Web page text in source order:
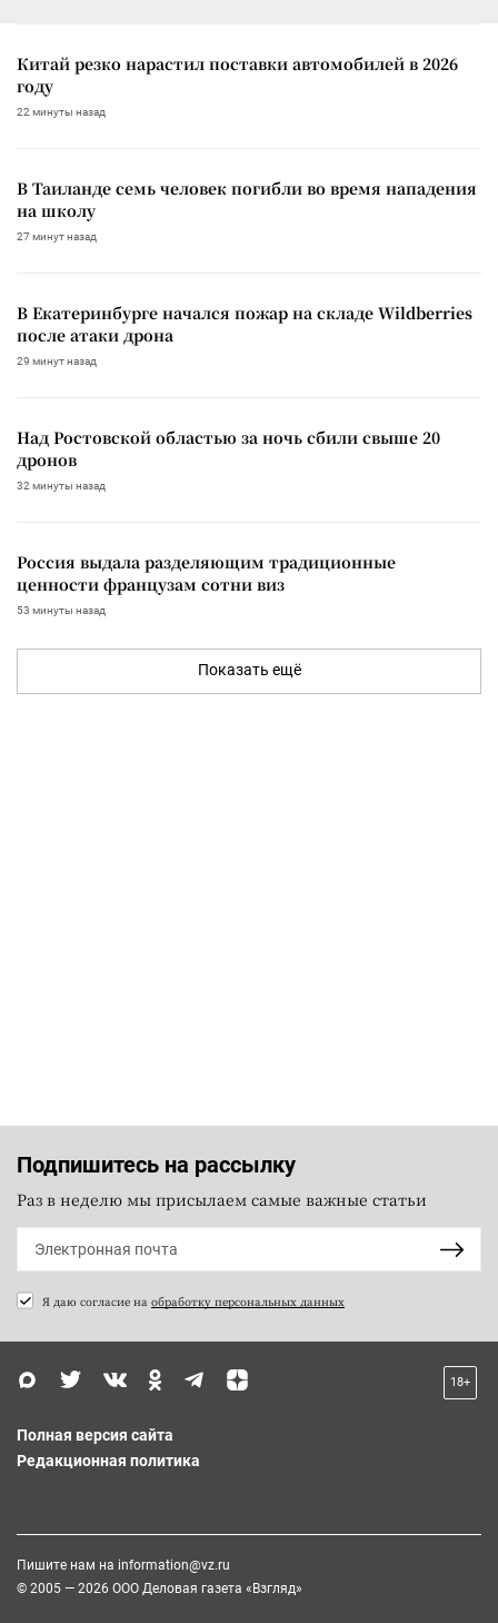
Китай резко нарастил поставки автомобилей в 2026
году
22 минуты назад
В Таиланде семь человек погибли во время нападения
на школу
27 минут назад
В Екатеринбурге начался пожар на складе Wildberries
после атаки дрона
29 минут назад
Над Ростовской областью за ночь сбили свыше 20
дронов
32 минуты назад
Россия выдала разделяющим традиционные
ценности французам сотни виз
53 минуты назад
Показать ещё
Подпишитесь на рассылку
Раз в неделю мы присылаем самые важные статьи
Я даю согласие на обработку персональных данных
18+
Полная версия сайта
Редакционная политика
Пишите нам на information@vz.ru
© 2005 — 2026 ООО Деловая газета «Взгляд»